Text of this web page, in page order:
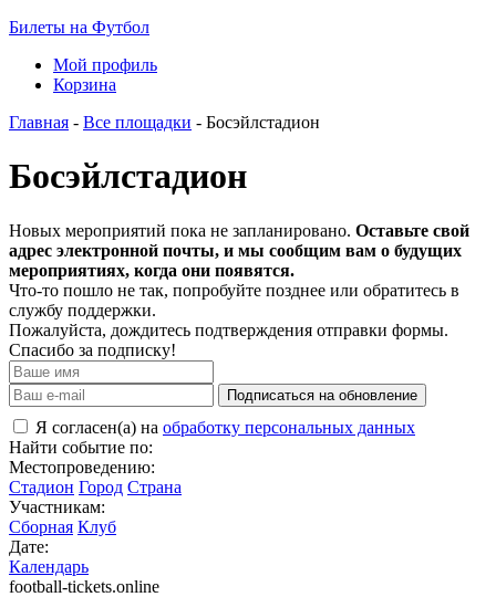
Билеты на Футбол
Мой профиль
Корзина
Главная - Все площадки - Босэйлстадион
Босэйлстадион
Новых мероприятий пока не запланировано. Оставьте свой
адрес электронной почты, и мы сообщим вам о будущих
мероприятиях, когда они появятся.
Что-то пошло не так, попробуйте позднее или обратитесь в
службу поддержки.
Пожалуйста, дождитесь подтверждения отправки формы.
Спасибо за подписку!
Подписаться на обновление
Я согласен(а) на обработку персональных данных
Найти событие по:
Местопроведению:
Стадион Город Страна
Участникам:
Сборная Клуб
Дате:
Календарь
football-tickets.online